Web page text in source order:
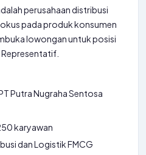
perusahaan distribusi
pada produk konsumen
lowongan untuk posisi
Putra Nugraha Sentosa
karyawan
dan Logistik FMCG